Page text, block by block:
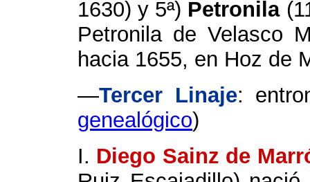
1630) y 5ª) Petronila
Petronila de Velasco
hacia 1655, en Hoz de
—Tercer Linaje:
genealógico)
I. Diego Sainz de